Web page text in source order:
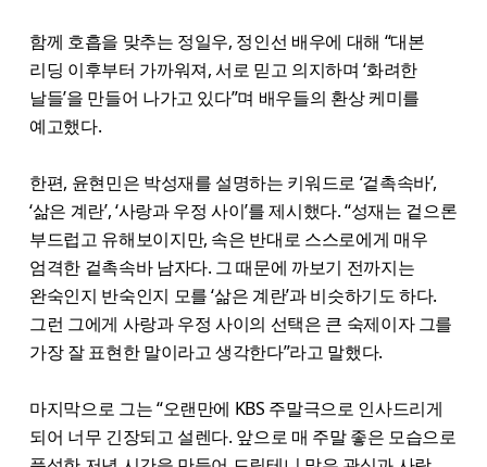
함께 호흡을 맞추는 정일우, 정인선 배우에 대해 “대본
리딩 이후부터 가까워져, 서로 믿고 의지하며 ‘화려한
날들’을 만들어 나가고 있다”며 배우들의 환상 케미를
예고했다.
한편, 윤현민은 박성재를 설명하는 키워드로 ‘겉촉속바’,
‘삶은 계란’, ‘사랑과 우정 사이’를 제시했다. “성재는 겉으론
부드럽고 유해보이지만, 속은 반대로 스스로에게 매우
엄격한 겉촉속바 남자다. 그 때문에 까보기 전까지는
완숙인지 반숙인지 모를 ‘삶은 계란’과 비슷하기도 하다.
그런 그에게 사랑과 우정 사이의 선택은 큰 숙제이자 그를
가장 잘 표현한 말이라고 생각한다”라고 말했다.
마지막으로 그는 “오랜만에 KBS 주말극으로 인사드리게
되어 너무 긴장되고 설렌다. 앞으로 매 주말 좋은 모습으로